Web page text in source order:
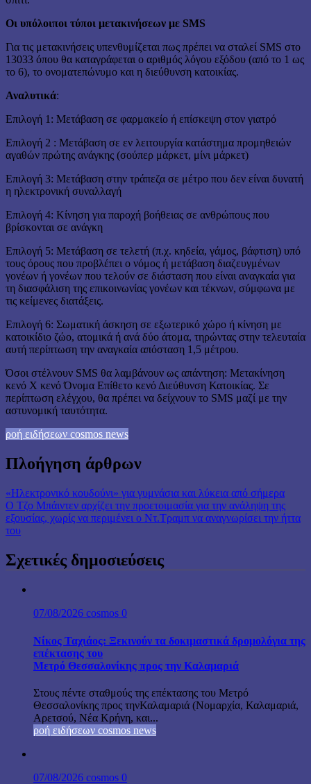
Οι υπόλοιποι τύποι μετακινήσεων με SMS
Για τις μετακινήσεις υπενθυμίζεται πως πρέπει να σταλεί SMS στο
13033 όπου θα καταγράφεται ο αριθμός λόγου εξόδου (από το 1 ως
το 6), το ονοματεπώνυμο και η διεύθυνση κατοικίας.
Αναλυτικά:
Επιλογή 1: Μετάβαση σε φαρμακείο ή επίσκεψη στον γιατρό
Επιλογή 2 : Μετάβαση σε εν λειτουργία κατάστημα προμηθειών
αγαθών πρώτης ανάγκης (σούπερ μάρκετ, μίνι μάρκετ)
Επιλογή 3: Μετάβαση στην τράπεζα σε μέτρο που δεν είναι δυνατή
η ηλεκτρονική συναλλαγή
Επιλογή 4: Κίνηση για παροχή βοήθειας σε ανθρώπους που
βρίσκονται σε ανάγκη
Επιλογή 5: Μετάβαση σε τελετή (π.χ. κηδεία, γάμος, βάφτιση) υπό
τους όρους που προβλέπει ο νόμος ή μετάβαση διαζευγμένων
γονέων ή γονέων που τελούν σε διάσταση που είναι αναγκαία για
τη διασφάλιση της επικοινωνίας γονέων και τέκνων, σύμφωνα με
τις κείμενες διατάξεις.
Επιλογή 6: Σωματική άσκηση σε εξωτερικό χώρο ή κίνηση με
κατοικίδιο ζώο, ατομικά ή ανά δύο άτομα, τηρώντας στην τελευταία
αυτή περίπτωση την αναγκαία απόσταση 1,5 μέτρου.
Όσοι στέλνουν SMS θα λαμβάνουν ως απάντηση: Μετακίνηση
κενό Χ κενό Όνομα Επίθετο κενό Διεύθυνση Κατοικίας. Σε
περίπτωση ελέγχου, θα πρέπει να δείχνουν το SMS μαζί με την
αστυνομική ταυτότητα.
ροή ειδήσεων cosmos news
Πλοήγηση άρθρων
«Ηλεκτρονικό κουδούνι» για γυμνάσια και λύκεια από σήμερα
Ο Τζο Μπάιντεν αρχίζει την προετοιμασία για την ανάληψη της
εξουσίας, χωρίς να περιμένει ο Ντ.Τραμπ να αναγνωρίσει την ήττα
του
Σχετικές δημοσιεύσεις
07/08/2026 cosmos 0
Νίκος Ταχιάος: Ξεκινούν τα δοκιμαστικά δρομολόγια της
επέκτασης του
Μετρό Θεσσαλονίκης προς την Καλαμαριά
Στους πέντε σταθμούς της επέκτασης του Μετρό
Θεσσαλονίκης προς τηνΚαλαμαριά (Νομαρχία, Καλαμαριά,
Αρετσού, Νέα Κρήνη, και...
ροή ειδήσεων cosmos news
07/08/2026 cosmos 0